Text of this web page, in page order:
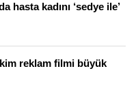
hasta kadını ‘sedye ile’
reklam filmi büyük